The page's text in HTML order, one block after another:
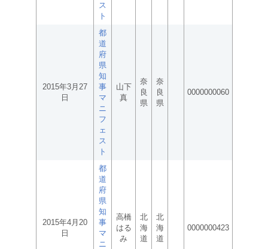
ス
ト
2015年3月27
日
都
道
府
県
知
事
マ
ニ
フ
ェ
ス
ト
山下
真
奈
良
県
奈
良
県
0000000060
2015年4月20
日
都
道
府
県
知
事
マ
ニ
高橋
はる
み
北
海
道
北
海
道
0000000423